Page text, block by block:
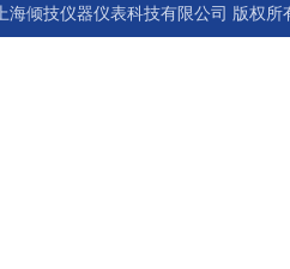
上海倾技仪器仪表科技有限公司 版权